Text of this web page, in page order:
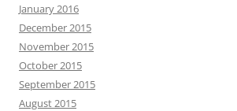
January 2016
December 2015
November 2015
October 2015
September 2015
August 2015